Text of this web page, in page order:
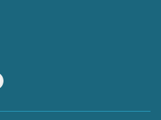
Instagram